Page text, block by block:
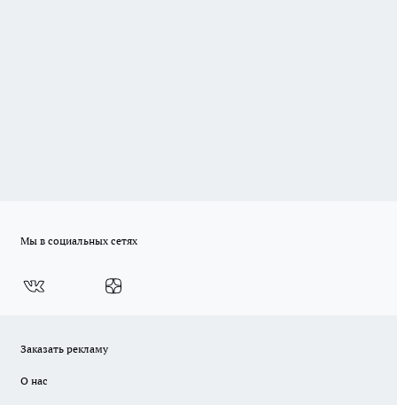
Мы в социальных сетях
Заказать рекламу
О нас